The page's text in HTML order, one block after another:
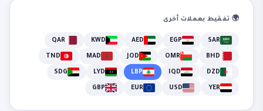
🌍 تفقيط بعملات أخرى
SAR
EGP
AED
KWD
QAR
BHD
OMR
JOD
MAD
TND
DZD
IQD
LBP
LYD
SDG
YER
USD
EUR
GBP